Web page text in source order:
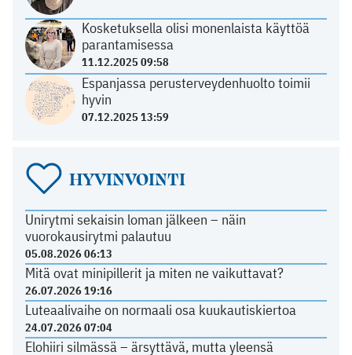
Kosketuksella olisi monenlaista käyttöä
parantamisessa
11.12.2025 09:58
Espanjassa perusterveydenhuolto toimii
hyvin
07.12.2025 13:59
HYVINVOINTI
Unirytmi sekaisin loman jälkeen – näin
vuorokausirytmi palautuu
05.08.2026 06:13
Mitä ovat minipillerit ja miten ne vaikuttavat?
26.07.2026 19:16
Luteaalivaihe on normaali osa kuukautiskiertoa
24.07.2026 07:04
Elohiiri silmässä – ärsyttävä, mutta yleensä